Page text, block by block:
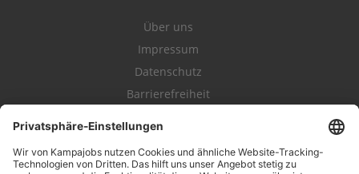
Über uns
Impressum
Datenschutz
Barrierefreiheit
Kampahire